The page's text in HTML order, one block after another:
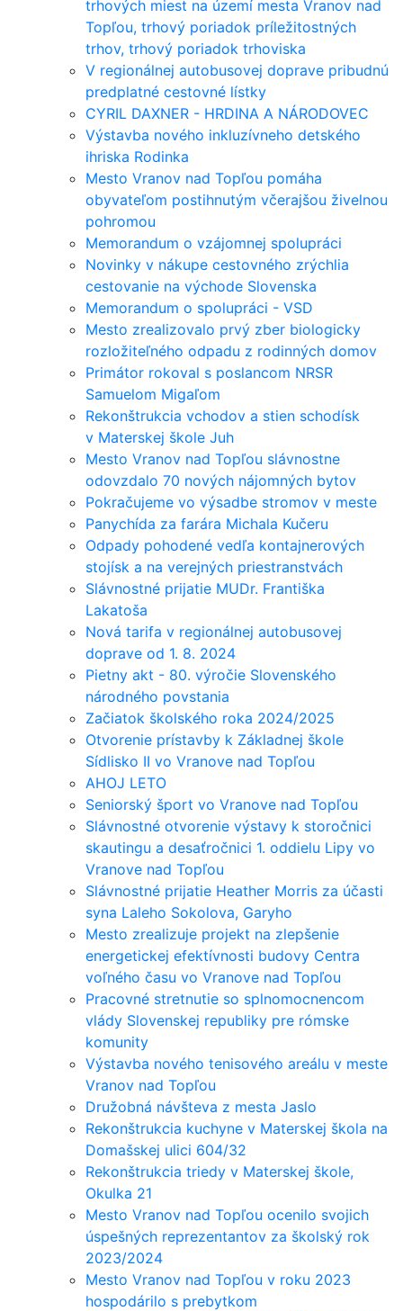
trhových miest na území mesta Vranov nad
Topľou, trhový poriadok príležitostných
trhov, trhový poriadok trhoviska
V regionálnej autobusovej doprave pribudnú
predplatné cestovné lístky
CYRIL DAXNER - HRDINA A NÁRODOVEC
Výstavba nového inkluzívneho detského
ihriska Rodinka
Mesto Vranov nad Topľou pomáha
obyvateľom postihnutým včerajšou živelnou
pohromou
Memorandum o vzájomnej spolupráci
Novinky v nákupe cestovného zrýchlia
cestovanie na východe Slovenska
Memorandum o spolupráci - VSD
Mesto zrealizovalo prvý zber biologicky
rozložiteľného odpadu z rodinných domov
Primátor rokoval s poslancom NRSR
Samuelom Migaľom
Rekonštrukcia vchodov a stien schodísk
v Materskej škole Juh
Mesto Vranov nad Topľou slávnostne
odovzdalo 70 nových nájomných bytov
Pokračujeme vo výsadbe stromov v meste
Panychída za farára Michala Kučeru
Odpady pohodené vedľa kontajnerových
stojísk a na verejných priestranstvách
Slávnostné prijatie MUDr. Františka
Lakatoša
Nová tarifa v regionálnej autobusovej
doprave od 1. 8. 2024
Pietny akt - 80. výročie Slovenského
národného povstania
Začiatok školského roka 2024/2025
Otvorenie prístavby k Základnej škole
Sídlisko II vo Vranove nad Topľou
AHOJ LETO
Seniorský šport vo Vranove nad Topľou
Slávnostné otvorenie výstavy k storočnici
skautingu a desaťročnici 1. oddielu Lipy vo
Vranove nad Topľou
Slávnostné prijatie Heather Morris za účasti
syna Laleho Sokolova, Garyho
Mesto zrealizuje projekt na zlepšenie
energetickej efektívnosti budovy Centra
voľného času vo Vranove nad Topľou
Pracovné stretnutie so splnomocnencom
vlády Slovenskej republiky pre rómske
komunity
Výstavba nového tenisového areálu v meste
Vranov nad Topľou
Družobná návšteva z mesta Jaslo
Rekonštrukcia kuchyne v Materskej škola na
Domašskej ulici 604/32
Rekonštrukcia triedy v Materskej škole,
Okulka 21
Mesto Vranov nad Topľou ocenilo svojich
úspešných reprezentantov za školský rok
2023/2024
Mesto Vranov nad Topľou v roku 2023
hospodárilo s prebytkom